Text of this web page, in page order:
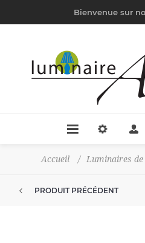
Bienvenue sur
Accueil / Luminaires de
PRODUIT PRÉCÉDENT